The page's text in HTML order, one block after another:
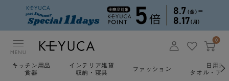
MENU
0
キッチン用品
食器
インテリア雑貨
収納・寝具
ファッション
日用雑
タオル・ア